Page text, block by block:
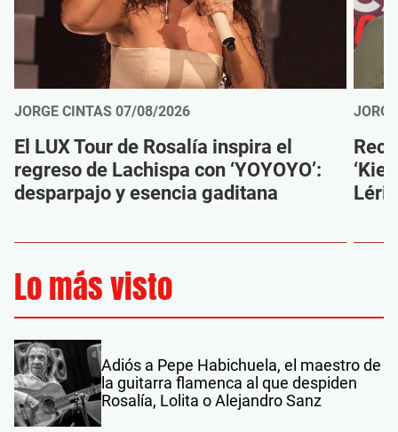
JORGE CINTAS 07/08/2026
El LUX Tour de Rosalía inspira el
regreso de Lachispa con ‘YOYOYO’:
desparpajo y esencia gaditana
Lo más visto
Adiós a Pepe Habichuela, el maestro de
la guitarra flamenca al que despiden
Rosalía, Lolita o Alejandro Sanz